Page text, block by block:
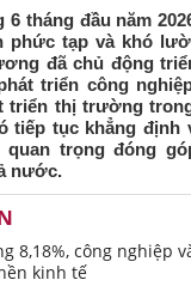
6 tháng đầu năm
phức tạp và khó
đã chủ động
triển công
triển thị trường
tiếp tục khẳng định
trọng đóng
nước.
8,18%, công nghiệp
kinh tế